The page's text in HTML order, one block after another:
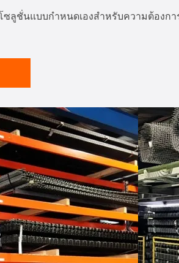
ลูชั่นแบบกำหนดเองสำหรับความต้องก